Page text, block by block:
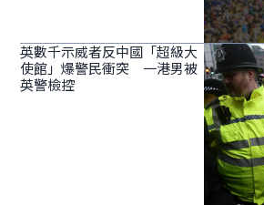
英數千示威者反中國「超級大
使館」爆警民衝突 一港男被
英警檢控